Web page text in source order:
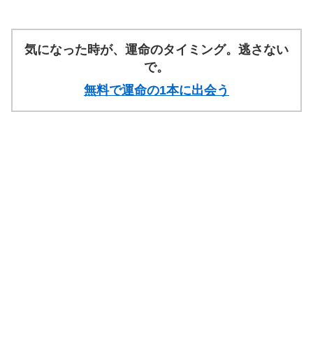
気になった時が、運命のタイミング。逃さない
で。
無料で運命の1本に出会う